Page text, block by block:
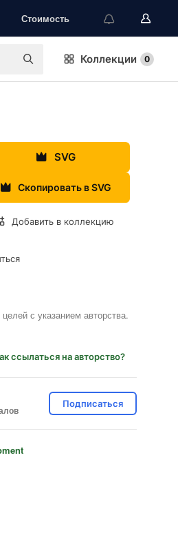
Стоимость
Коллекции 0
SVG
Скопировать в SVG
Добавить в коллекцию
с указанием авторства.
ссылаться на авторство?
Подписаться